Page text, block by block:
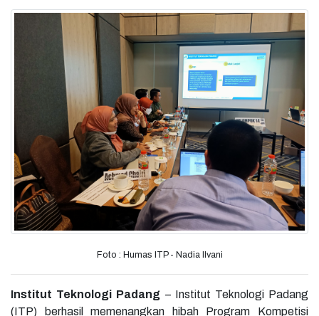
Foto : Humas ITP - Nadia Ilvani
Institut Teknologi Padang – Institut Teknologi Padang
(ITP) berhasil memenangkan hibah Program Kompetisi